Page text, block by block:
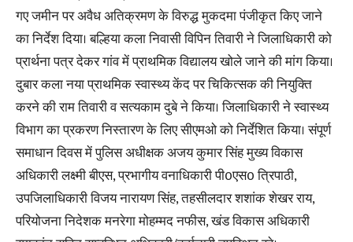
गए जमीन पर अवैध अतिक्रमण के विरुद्ध मुकदमा पंजीकृत किए जाने
का निर्देश दिया। बल्हिया कला निवासी विपिन तिवारी ने जिलाधिकारी को
प्रार्थना पत्र देकर गांव में प्राथमिक विद्यालय खोले जाने की मांग किया।
दुबार कला नया प्राथमिक स्वास्थ्य केंद पर चिकित्सक की नियुक्ति
करने की राम तिवारी व सत्यकाम दुबे ने किया। जिलाधिकारी ने स्वास्थ्य
विभाग का प्रकरण निस्तारण के लिए सीएमओ को निर्देशित किया। संपूर्ण
समाधान दिवस में पुलिस अधीक्षक अजय कुमार सिंह मुख्य विकास
अधिकारी लक्ष्मी बीएस, प्रभागीय वनाधिकारी पी0एस0 त्रिपाठी,
उपजिलाधिकारी विजय नारायण सिंह, तहसीलदार शशांक शेखर राय,
परियोजना निदेशक मनरेगा मोहम्मद नफीस, खंड विकास अधिकारी